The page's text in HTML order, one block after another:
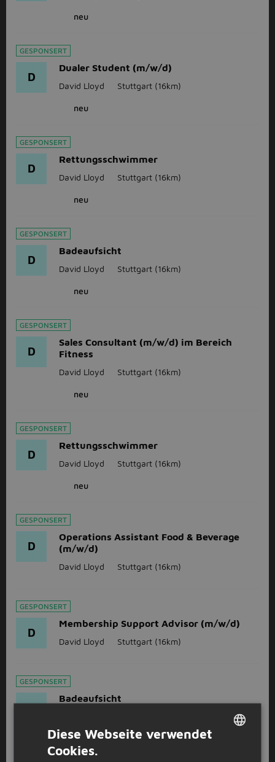
neu
GESPONSERT
D
Dualer Student (m/w/d)
David Lloyd Stuttgart (16km)
neu
GESPONSERT
D
Rettungsschwimmer
David Lloyd Stuttgart (16km)
neu
GESPONSERT
D
Badeaufsicht
David Lloyd Stuttgart (16km)
neu
GESPONSERT
D
Sales Consultant (m/w/d) im Bereich
Fitness
David Lloyd Stuttgart (16km)
neu
GESPONSERT
D
Rettungsschwimmer
David Lloyd Stuttgart (16km)
neu
GESPONSERT
D
Operations Assistant Food & Beverage
(m/w/d)
David Lloyd Stuttgart (16km)
GESPONSERT
D
Membership Support Advisor (m/w/d)
David Lloyd Stuttgart (16km)
GESPONSERT
D
Badeaufsicht
GESPONSERT
Diese Webseite verwendet
Cookies.